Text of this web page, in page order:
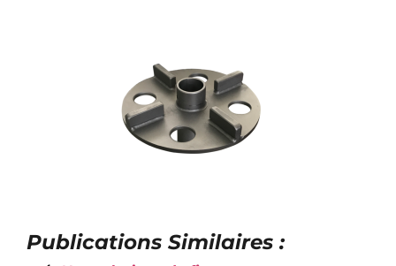
Publications Similaires :